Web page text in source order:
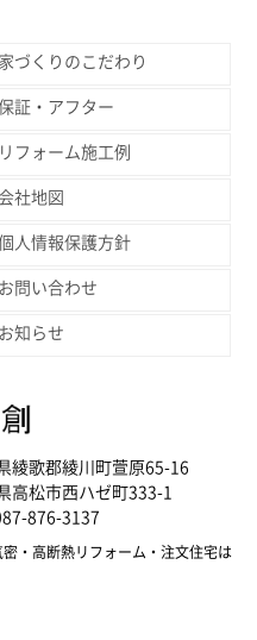
家づくりのこだわり
証・アフター
リフォーム施工例
社地図
人情報保護方針
お問い合わせ
お知らせ
歌郡綾川町萱原65-16
松市西ハゼ町333-1
876-3137
・高断熱リフォーム・注文住宅は